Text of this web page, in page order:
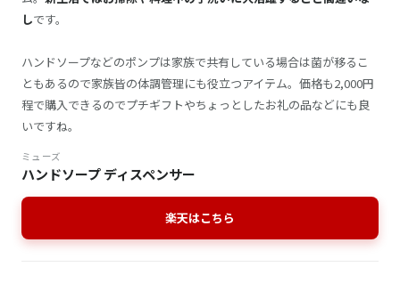
しです。
ハンドソープなどのポンプは家族で共有している場合は菌が移るこ
ともあるので家族皆の体調管理にも役立つアイテム。価格も2,000円
程で購入できるのでプチギフトやちょっとしたお礼の品などにも良
いですね。
ミューズ
ハンドソープ ディスペンサー
楽天はこちら